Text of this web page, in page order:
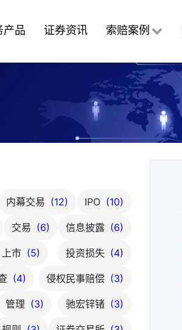
产品 证券资讯 索赔案例
内幕交易 (12) IPO (10)
交易 (6) 信息披露 (6)
上市 (5) 投资损失 (4)
(4) 侵权民事赔偿 (3)
管理 (3) 驰宏锌锗 (3)